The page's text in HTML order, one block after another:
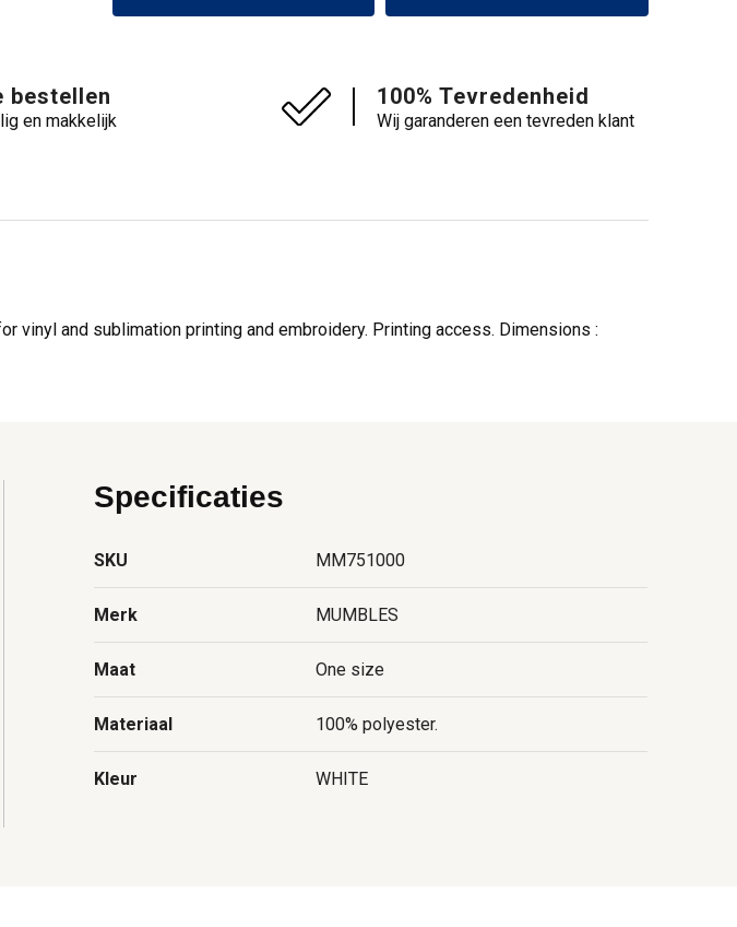
bestellen
en makkelijk
100% Tevredenheid
Wij garanderen een tevreden klant
vinyl and sublimation printing and embroidery. Printing access. Dimensions :
Specificaties
SKU MM751000
Merk MUMBLES
Maat One size
Materiaal 100% polyester.
Kleur WHITE